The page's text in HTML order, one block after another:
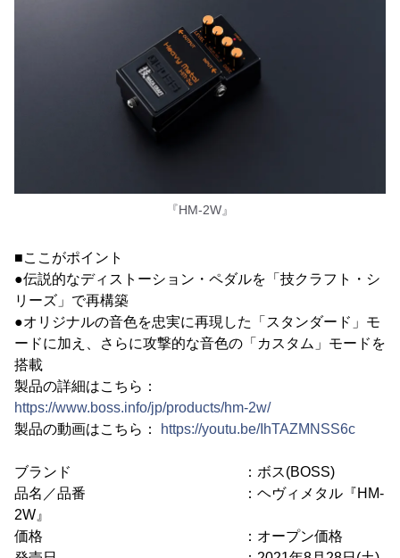
『HM-2W』
■ここがポイント
●伝説的なディストーション・ペダルを「技クラフト・シ
リーズ」で再構築
●オリジナルの音色を忠実に再現した「スタンダード」モ
ードに加え、さらに攻撃的な音色の「カスタム」モードを
搭載
製品の詳細はこちら：
https://www.boss.info/jp/products/hm-2w/
製品の動画はこちら：
https://youtu.be/IhTAZMNSS6c
ブランド ：ボス(BOSS)
品名／品番 ：ヘヴィメタル『HM-
2W』
価格 ：オープン価格